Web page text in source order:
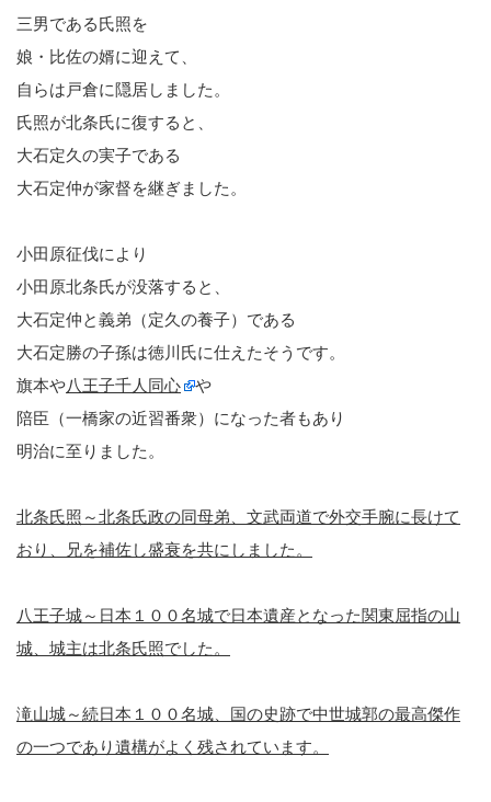
三男である氏照を
娘・比佐の婿に迎えて、
自らは戸倉に隠居しました。
氏照が北条氏に復すると、
大石定久の実子である
大石定仲が家督を継ぎました。
小田原征伐により
小田原北条氏が没落すると、
大石定仲と義弟（定久の養子）である
大石定勝の子孫は徳川氏に仕えたそうです。
旗本や八王子千人同心
や
陪臣（一橋家の近習番衆）になった者もあり
明治に至りました。
北条氏照～北条氏政の同母弟、文武両道で外交手腕に長けて
おり、兄を補佐し盛衰を共にしました。
八王子城～日本１００名城で日本遺産となった関東屈指の山
城、城主は北条氏照でした。
滝山城～続日本１００名城、国の史跡で中世城郭の最高傑作
の一つであり遺構がよく残されています。